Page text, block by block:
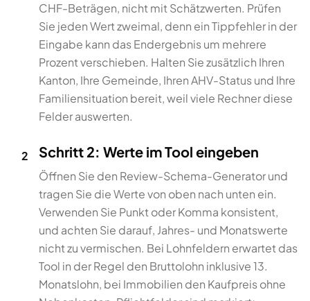
CHF-Beträgen, nicht mit Schätzwerten. Prüfen
Sie jeden Wert zweimal, denn ein Tippfehler in der
Eingabe kann das Endergebnis um mehrere
Prozent verschieben. Halten Sie zusätzlich Ihren
Kanton, Ihre Gemeinde, Ihren AHV-Status und Ihre
Familiensituation bereit, weil viele Rechner diese
Felder auswerten.
2 Schritt 2: Werte im Tool eingeben
Öffnen Sie den Review-Schema-Generator und
tragen Sie die Werte von oben nach unten ein.
Verwenden Sie Punkt oder Komma konsistent,
und achten Sie darauf, Jahres- und Monatswerte
nicht zu vermischen. Bei Lohnfeldern erwartet das
Tool in der Regel den Bruttolohn inklusive 13.
Monatslohn, bei Immobilien den Kaufpreis ohne